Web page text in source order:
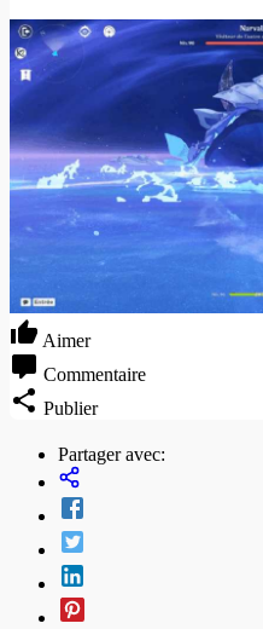
Aimer
Commentaire
Publier
Partager avec: